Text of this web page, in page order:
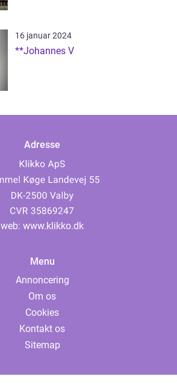
16 januar 2024
**Johannes V
Adresse
web: www.klikko.dk
Menu
Annoncering
Om os
Cookies
Kontakt os
Sitemap